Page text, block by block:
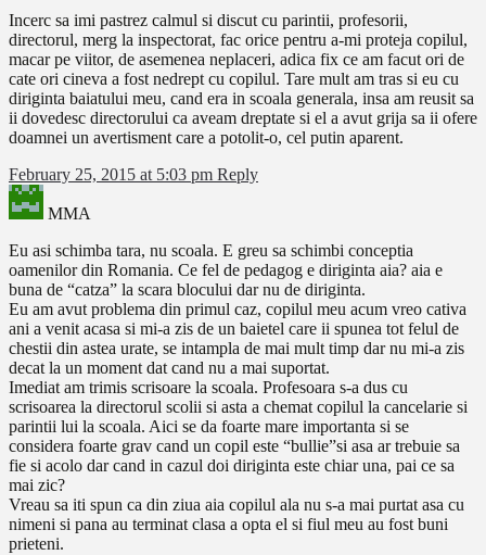
Incerc sa imi pastrez calmul si discut cu parintii, profesorii,
directorul, merg la inspectorat, fac orice pentru a-mi proteja copilul,
macar pe viitor, de asemenea neplaceri, adica fix ce am facut ori de
cate ori cineva a fost nedrept cu copilul. Tare mult am tras si eu cu
diriginta baiatului meu, cand era in scoala generala, insa am reusit sa
ii dovedesc directorului ca aveam dreptate si el a avut grija sa ii ofere
doamnei un avertisment care a potolit-o, cel putin aparent.
February 25, 2015 at 5:03 pm Reply
MMA
Eu asi schimba tara, nu scoala. E greu sa schimbi conceptia
oamenilor din Romania. Ce fel de pedagog e diriginta aia? aia e
buna de “catza” la scara blocului dar nu de diriginta.
Eu am avut problema din primul caz, copilul meu acum vreo cativa
ani a venit acasa si mi-a zis de un baietel care ii spunea tot felul de
chestii din astea urate, se intampla de mai mult timp dar nu mi-a zis
decat la un moment dat cand nu a mai suportat.
Imediat am trimis scrisoare la scoala. Profesoara s-a dus cu
scrisoarea la directorul scolii si asta a chemat copilul la cancelarie si
parintii lui la scoala. Aici se da foarte mare importanta si se
considera foarte grav cand un copil este “bullie”si asa ar trebuie sa
fie si acolo dar cand in cazul doi diriginta este chiar una, pai ce sa
mai zic?
Vreau sa iti spun ca din ziua aia copilul ala nu s-a mai purtat asa cu
nimeni si pana au terminat clasa a opta el si fiul meu au fost buni
prieteni.